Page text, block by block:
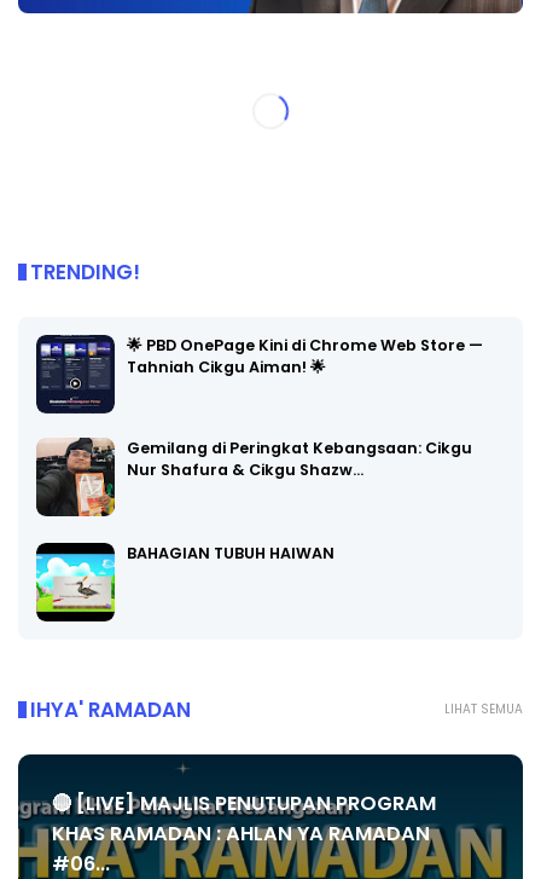
TRENDING!
🌟 PBD OnePage Kini di Chrome Web Store —
Tahniah Cikgu Aiman! 🌟
Gemilang di Peringkat Kebangsaan: Cikgu
Nur Shafura & Cikgu Shazw…
BAHAGIAN TUBUH HAIWAN
LIHAT SEMUA
IHYA' RAMADAN
🔴 [LIVE] MAJLIS PENUTUPAN PROGRAM
KHAS RAMADAN : AHLAN YA RAMADAN
#06...